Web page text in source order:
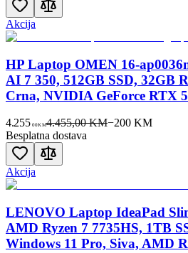
Akcija
HP Laptop OMEN 16-
AI 7 350, 512GB SSD, 32GB
Crna, NVIDIA GeForce RTX
4.255 00KM4.455,00 KM−200KM
Besplatna dostava
Akcija
LENOVO Laptop IdeaPad
AMD Ryzen 7 7735HS, 1TB
Windows 11 Pro, Siva, AMD